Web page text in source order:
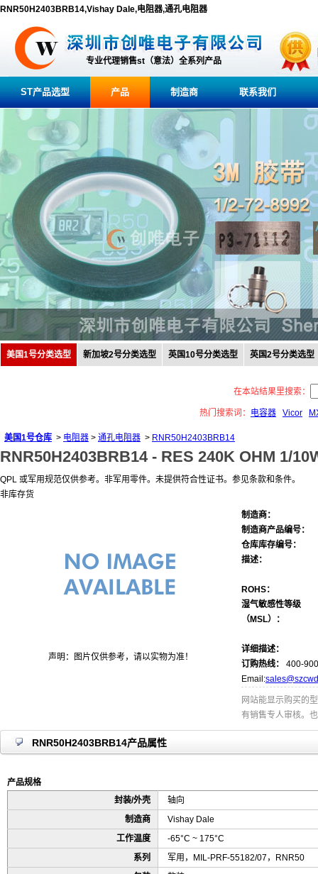
RNR50H2403BRB14,Vishay Dale,电阻器,通孔电阻器
专业代理销售st（意法）全系列产品
ST产品选型 产品 制造商 联系我们
美国1号分类选型 新加坡2号分类选型 英国10号分类选型 英国2号分类选型
在本站结果里搜索：
热门搜索词： 电容器 Vicor
美国1号仓库 > 电阻器 > 通孔电阻器 > RNR50H2403BRB14
RNR50H2403BRB14 - RES 240K OHM 1/
QPL 或军用规范仅供参考。非军用零件。未提供符合性证书。参见条款和条件。
非库存货
声明：图片仅供参考，请以实物为准！
制造商：
制造商产品编号：
仓库库存编号：
描述：
ROHS：
湿气敏感性等级
（MSL）：
详细描述：
订购热线：
400-
Email:
网站能显示购买的
有销售专人审核。
RNR50H2403BRB14产品属性
产品规格
封装/外壳
轴向
制造商
Vishay Dale
工作温度
-65°C ~ 175°C
系列
军用，MIL-PRF-55182/07，RNR50